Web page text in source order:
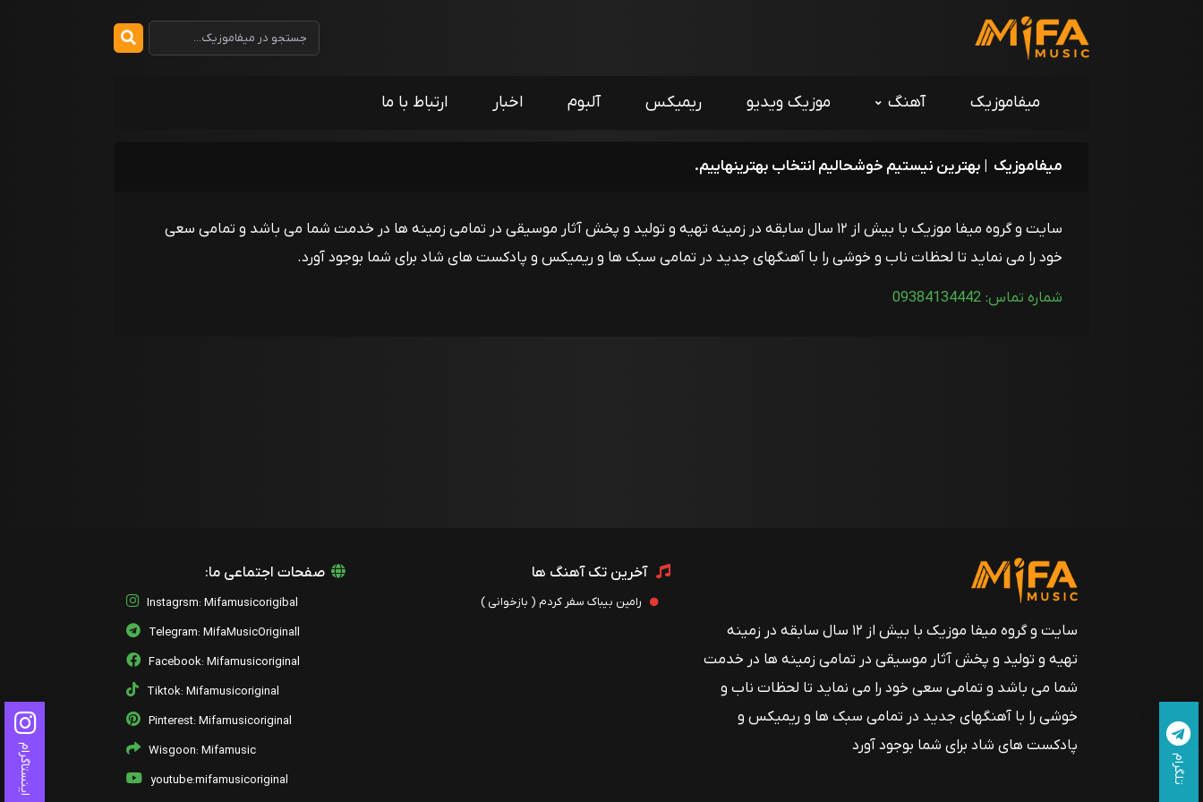
میفاموزیک آهنگ موزیک ویدیو ریمیکس آلبوم اخبار ارتباط با ما
میفاموزیک | بهترین نیستیم خوشحالیم انتخاب بهترینهاییم.
سایت و گروه میفا موزیک با بیش از ۱۲ سال سابقه در زمینه تهیه و تولید و پخش آثار موسیقی در تمامی زمینه ها در خدمت شما می باشد و تمامی سعی
خود را می نماید تا لحظات ناب و خوشی را با آهنگهای جدید در تمامی سبک ها و ریمیکس و پادکست های شاد برای شما بوجود آورد.
شماره تماس: 09384134442
سایت و گروه میفا موزیک با بیش از ۱۲ سال سابقه در زمینه
تهیه و تولید و پخش آثار موسیقی در تمامی زمینه ها در خدمت
شما می باشد و تمامی سعی خود را می نماید تا لحظات ناب و
خوشی را با آهنگهای جدید در تمامی سبک ها و ریمیکس و
پادکست های شاد برای شما بوجود آورد
آخرین تک آهنگ ها
رامین بیباک سفر کردم ( بازخوانی )
صفحات اجتماعی ما:
Instagrsm: Mifamusicorigibal
Telegram: MifaMusicOriginall
Facebook: Mifamusicoriginal
Tiktok: Mifamusicoriginal
Pinterest: Mifamusicoriginal
Wisgoon: Mifamusic
youtube:mifamusicoriginal
اینستاگرام تلگرام